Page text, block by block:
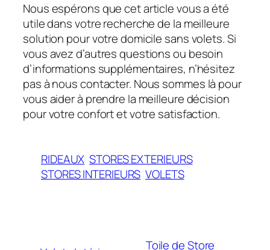
Nous espérons que cet article vous a été
utile dans votre recherche de la meilleure
solution pour votre domicile sans volets. Si
vous avez d’autres questions ou besoin
d’informations supplémentaires, n’hésitez
pas à nous contacter. Nous sommes là pour
vous aider à prendre la meilleure décision
pour votre confort et votre satisfaction.
RIDEAUX STORES EXTERIEURS
STORES INTERIEURS VOLETS
Toile de Store